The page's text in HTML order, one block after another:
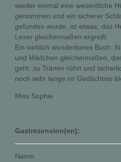
wieder einmal eine wesentliche
genommen und ein sicherer
gefunden wurde, ist etwas, das
Leser gleichermaßen ergreift.
Ein wirklich wunderbares Buch 
und Mädchen gleichermaßen,
geht, zu Tränen rührt und
noch sehr lange im Gedächtnis
Miss Sophie
Gastrezension(en):
Name: